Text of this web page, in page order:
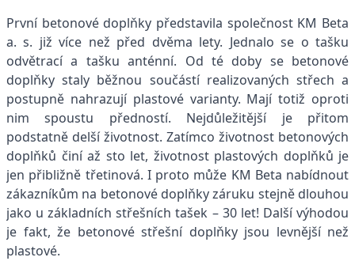
První betonové doplňky představila společnost KM Beta
a. s. již více než před dvěma lety. Jednalo se o tašku
odvětrací a tašku anténní. Od té doby se betonové
doplňky staly běžnou součástí realizovaných střech a
postupně nahrazují plastové varianty. Mají totiž oproti
nim spoustu předností. Nejdůležitější je přitom
podstatně delší životnost. Zatímco životnost betonových
doplňků činí až sto let, životnost plastových doplňků je
jen přibližně třetinová. I proto může KM Beta nabídnout
zákazníkům na betonové doplňky záruku stejně dlouhou
jako u základních střešních tašek – 30 let! Další výhodou
je fakt, že betonové střešní doplňky jsou levnější než
plastové.